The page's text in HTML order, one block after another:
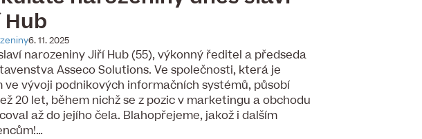
6. 11. 2025
narozeniny Jiří Hub (55), výkonný ředitel a předseda
Asseco Solutions. Ve společnosti, která je
ve vývoji podnikových informačních systémů, působí
20 let, během nichž se z pozic v marketingu a obchodu
až do jejího čela. Blahopřejeme, jakož i dalším